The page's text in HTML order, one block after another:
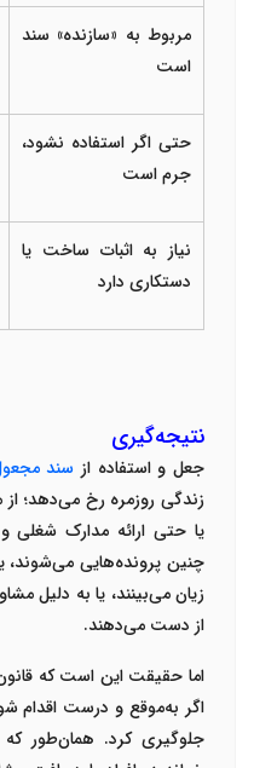
مربوط به «سازنده» سند
است
حتی اگر استفاده نشود،
جرم است
نیاز به اثبات ساخت یا
دستکاری دارد
نتیجه‌گیری
جعل و استفاده از سند
زندگی روزمره رخ می‌دهد؛ از
یا حتی ارائه مدارک شغلی
چنین پرونده‌هایی می‌شوند،
زیان می‌بینند، یا به دلیل
از دست می‌دهند.
اما حقیقت این است که
اگر به‌موقع و درست اقدام
جلوگیری کرد. همان‌طور که